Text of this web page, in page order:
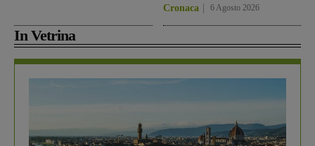
Cronaca 6 Agosto 2026
In Vetrina